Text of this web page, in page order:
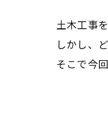
土木工事
しかし、
そこで今